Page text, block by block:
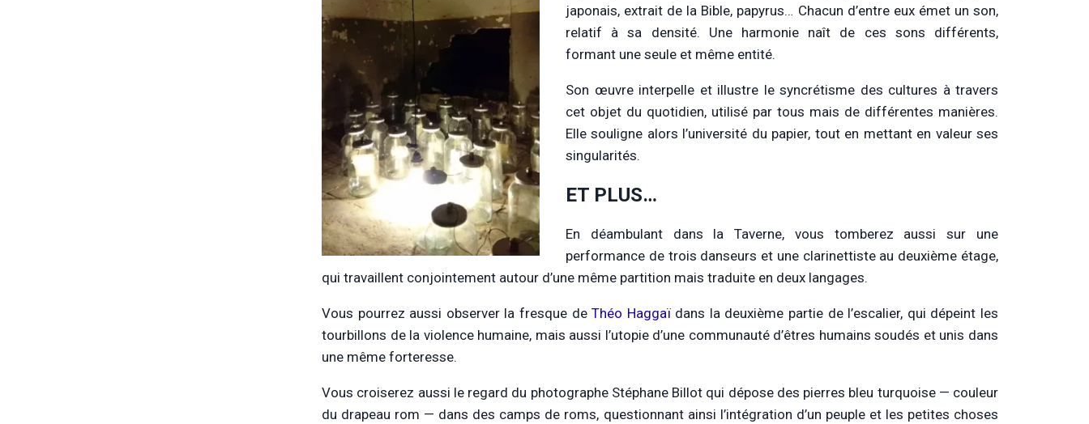
japonais, extrait de la Bible, papyrus… Chacun d’entre eux émet un son,
relatif à sa densité. Une harmonie naît de ces sons différents,
formant une seule et même entité.
Son œuvre interpelle et illustre le syncrétisme des cultures à travers
cet objet du quotidien, utilisé par tous mais de différentes manières.
Elle souligne alors l’université du papier, tout en mettant en valeur ses
singularités.
ET PLUS…
En déambulant dans la Taverne, vous tomberez aussi sur une
performance de trois danseurs et une clarinettiste au deuxième étage,
qui travaillent conjointement autour d’une même partition mais traduite en deux langages.
Vous pourrez aussi observer la fresque deThéo Haggaï dans la deuxième partie de l’escalier, qui dépeint les
tourbillons de la violence humaine, mais aussi l’utopie d’une communauté d’êtres humains soudés et unis dans
une même forteresse.
Vous croiserez aussi le regard du photographe Stéphane Billot qui dépose des pierres bleu turquoise — couleur
du drapeau rom — dans des camps de roms, questionnant ainsi l’intégration d’un peuple et les petites choses